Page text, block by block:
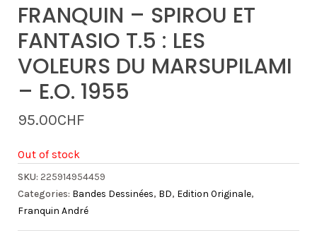
FRANQUIN – SPIROU ET
FANTASIO T.5 : LES
VOLEURS DU MARSUPILAMI
– E.O. 1955
95.00CHF
Out of stock
SKU: 225914954459
Categories: Bandes Dessinées, BD, Edition Originale,
Franquin André